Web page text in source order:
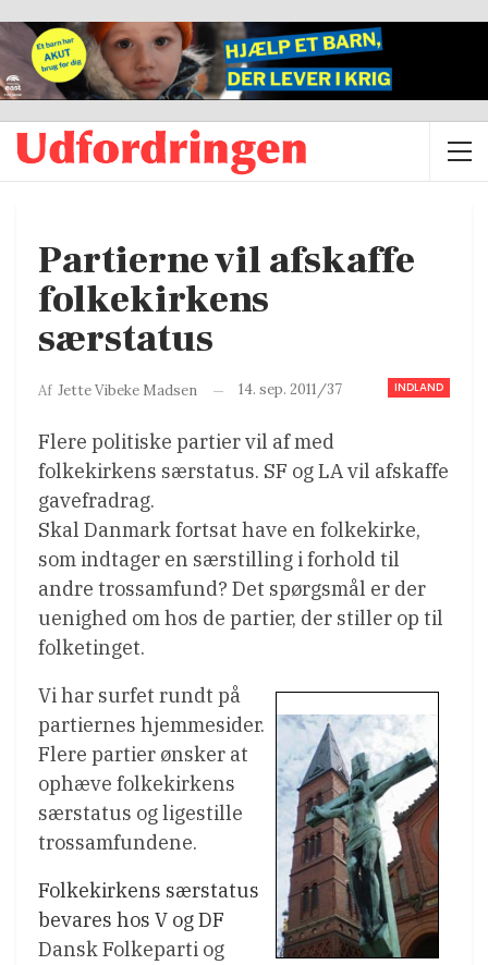
Partierne vil afskaffe
folkekirkens
særstatus
INDLAND
Af Jette Vibeke Madsen 14. sep. 2011/37
Flere politiske partier vil af med
folkekirkens særstatus. SF og LA vil afskaffe
gavefradrag.
Skal Danmark fortsat have en folkekirke,
som indtager en særstilling i forhold til
andre trossamfund? Det spørgsmål er der
uenighed om hos de partier, der stiller op til
folketinget.
Vi har surfet rundt på
partiernes hjemmesider.
Flere partier ønsker at
ophæve folkekirkens
særstatus og ligestille
trossamfundene.
Folkekirkens særstatus
bevares hos V og DF
Dansk Folkeparti og